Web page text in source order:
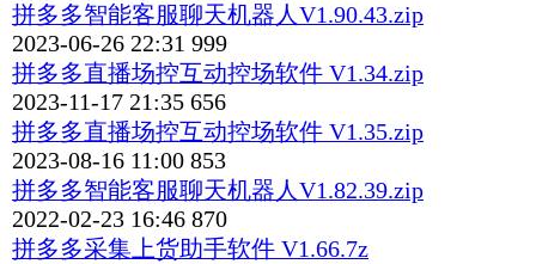
拼多多智能客服聊天机器人V1.90.43.zip
2023-06-26 22:31 999
拼多多直播场控互动控场软件 V1.34.zip
2023-11-17 21:35 656
拼多多直播场控互动控场软件 V1.35.zip
2023-08-16 11:00 853
拼多多智能客服聊天机器人V1.82.39.zip
2022-02-23 16:46 870
拼多多采集上货助手软件 V1.66.7z